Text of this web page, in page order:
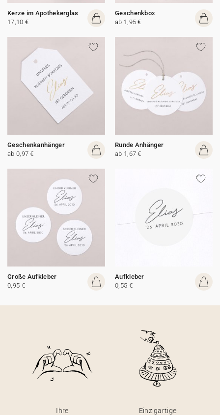
Kerze im Apothekerglas
17,10 €
Geschenkbox
ab 1,95 €
Geschenkanhänger
ab 0,97 €
Runde Anhänger
ab 1,67 €
Große Aufkleber
0,95 €
Aufkleber
0,55 €
Ihre
Einzigartige